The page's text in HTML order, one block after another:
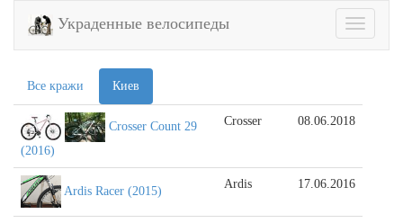
Toggle
Украденные велосипеды
Все кражи Киев
Crosser Count 29
(2016)
Crosser 08.06.2018
Ardis Racer (2015)
Ardis 17.06.2016